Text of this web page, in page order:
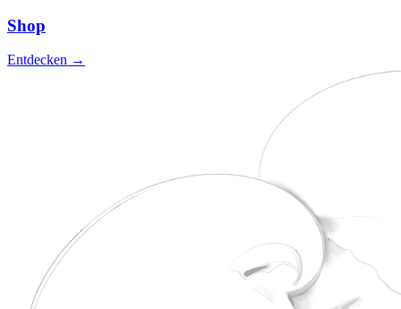
Shop
Entdecken →